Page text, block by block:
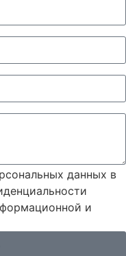
данных в
и